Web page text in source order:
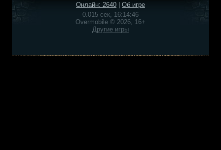
Онлайн: 2640
Об игре
0.015 сек, 16:14:46
Overmobile © 2026, 16+
Другие игры